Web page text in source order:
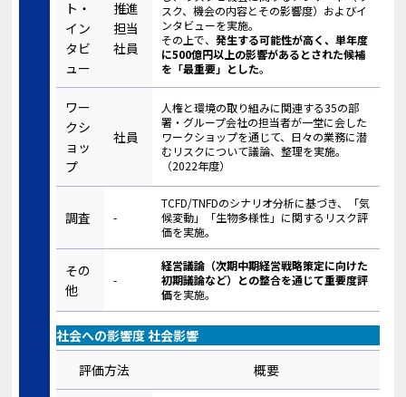
ト・
イン
タビ
ュー
推進
担当
社員
スク、機会の内容とその影響度）およびイ
ンタビューを実施。
その上で、発生する可能性が高く、単年度
に500億円以上の影響があるとされた候補
を「最重要」とした。
ワー
クシ
ョッ
プ
社員
人権と環境の取り組みに関連する35の部
署・グループ会社の担当者が一堂に会した
ワークショップを通じて、日々の業務に潜
むリスクについて議論、整理を実施。
（2022年度）
調査 -
TCFD/TNFDのシナリオ分析に基づき、「気
候変動」「生物多様性」に関するリスク評
価を実施。
その
他
-
経営議論（次期中期経営戦略策定に向けた
初期議論など）との整合を通じて重要度評
価を実施。
社会への影響度 社会影響
評価方法
概要